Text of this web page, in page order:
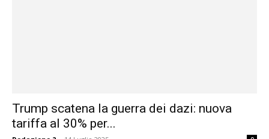
Trump scatena la guerra dei dazi: nuova
tariffa al 30% per...